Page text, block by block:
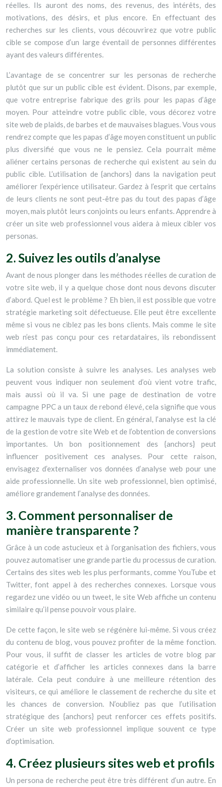
réelles. Ils auront des noms, des revenus, des intérêts, des
motivations, des désirs, et plus encore. En effectuant des
recherches sur les clients, vous découvrirez que votre public
cible se compose d’un large éventail de personnes différentes
ayant des valeurs différentes.
L’avantage de se concentrer sur les personas de recherche
plutôt que sur un public cible est évident. Disons, par exemple,
que votre entreprise fabrique des grils pour les papas d’âge
moyen. Pour atteindre votre public cible, vous décorez votre
site web de plaids, de barbes et de mauvaises blagues. Vous vous
rendrez compte que les papas d’âge moyen constituent un public
plus diversifié que vous ne le pensiez. Cela pourrait même
aliéner certains personas de recherche qui existent au sein du
public cible. L’utilisation de {anchors} dans la navigation peut
améliorer l’expérience utilisateur. Gardez à l’esprit que certains
de leurs clients ne sont peut-être pas du tout des papas d’âge
moyen, mais plutôt leurs conjoints ou leurs enfants. Apprendre à
créer un site web professionnel vous aidera à mieux cibler vos
personas.
2. Suivez les outils d’analyse
Avant de nous plonger dans les méthodes réelles de curation de
votre site web, il y a quelque chose dont nous devons discuter
d’abord. Quel est le problème ? Eh bien, il est possible que votre
stratégie marketing soit défectueuse. Elle peut être excellente
même si vous ne ciblez pas les bons clients. Mais comme le site
web n’est pas conçu pour ces retardataires, ils rebondissent
immédiatement.
La solution consiste à suivre les analyses. Les analyses web
peuvent vous indiquer non seulement d’où vient votre trafic,
mais aussi où il va. Si une page de destination de votre
campagne PPC a un taux de rebond élevé, cela signifie que vous
attirez le mauvais type de client. En général, l’analyse est la clé
de la gestion de votre site Web et de l’obtention de conversions
importantes. Un bon positionnement des {anchors} peut
influencer positivement ces analyses. Pour cette raison,
envisagez d’externaliser vos données d’analyse web pour une
aide professionnelle. Un site web professionnel, bien optimisé,
améliore grandement l’analyse des données.
3. Comment personnaliser de
manière transparente ?
Grâce à un code astucieux et à l’organisation des fichiers, vous
pouvez automatiser une grande partie du processus de curation.
Certains des sites web les plus performants, comme YouTube et
Twitter, font appel à des recherches connexes. Lorsque vous
regardez une vidéo ou un tweet, le site Web affiche un contenu
similaire qu’il pense pouvoir vous plaire.
De cette façon, le site web se régénère lui-même. Si vous créez
du contenu de blog, vous pouvez profiter de la même fonction.
Pour vous, il suffit de classer les articles de votre blog par
catégorie et d’afficher les articles connexes dans la barre
latérale. Cela peut conduire à une meilleure rétention des
visiteurs, ce qui améliore le classement de recherche du site et
les chances de conversion. N’oubliez pas que l’utilisation
stratégique des {anchors} peut renforcer ces effets positifs.
Créer un site web professionnel implique souvent ce type
d’optimisation.
4. Créez plusieurs sites web et profils
Un persona de recherche peut être très différent d’un autre. En